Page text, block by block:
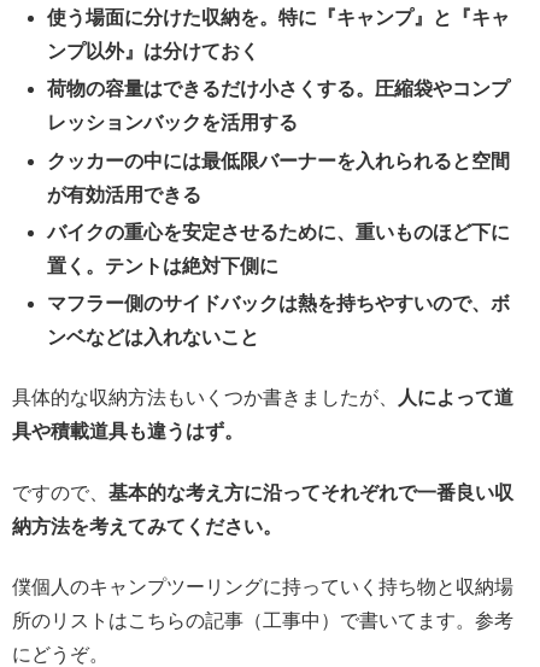
使う場面に分けた収納を。特に『キャンプ』と『キャ
ンプ以外』は分けておく
荷物の容量はできるだけ小さくする。圧縮袋やコンプ
レッションバックを活用する
クッカーの中には最低限バーナーを入れられると空間
が有効活用できる
バイクの重心を安定させるために、重いものほど下に
置く。テントは絶対下側に
マフラー側のサイドバックは熱を持ちやすいので、ボ
ンベなどは入れないこと
具体的な収納方法もいくつか書きましたが、
人によって道
具や積載道具も違うはず。
ですので、 基本的な考え方に沿ってそれぞれで一番良い収
納方法を考えてみてください。
僕個人のキャンプツーリングに持っていく持ち物と収納場
所のリストはこちらの記事（工事中）で書いてます。参考
にどうぞ。